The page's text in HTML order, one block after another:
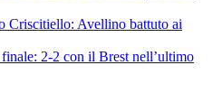
Criscitiello: Avellino battuto ai
2-2 con il Brest nell’ultimo